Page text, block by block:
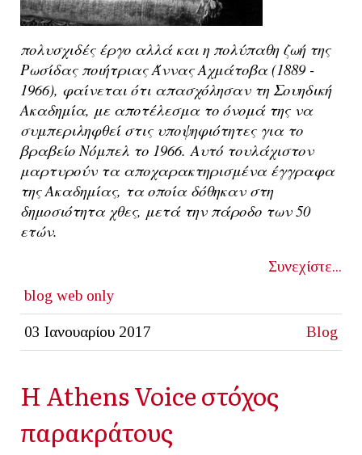
πολυσχιδές έργο αλλά και η πολύπαθη ζωή της
Ρωσίδας ποιήτριας Άννας Αχμάτοβα (1889 -
1966), φαίνεται ότι απασχόλησαν τη Σουηδική
Ακαδημία, με αποτέλεσμα το όνομά της να
συμπεριληφθεί στις υποψηφιότητες για το
βραβείο Νόμπελ το 1966. Αυτό τουλάχιστον
μαρτυρούν τα αποχαρακτηρισμένα έγγραφα
της Ακαδημίας, τα οποία δόθηκαν στη
δημοσιότητα χθες, μετά την πάροδο των 50
ετών.
Συνεχίστε...
blog web only
03 Ιανουαρίου 2017 Blog
H Athens Voice στόχος
παρακράτους